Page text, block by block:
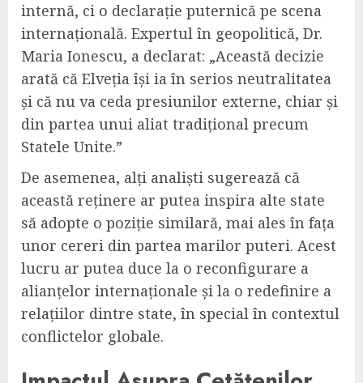
internă, ci o declarație puternică pe scena
internațională. Expertul în geopolitică, Dr.
Maria Ionescu, a declarat: „Această decizie
arată că Elveția își ia în serios neutralitatea
și că nu va ceda presiunilor externe, chiar și
din partea unui aliat tradițional precum
Statele Unite.”
De asemenea, alți analiști sugerează că
această reținere ar putea inspira alte state
să adopte o poziție similară, mai ales în fața
unor cereri din partea marilor puteri. Acest
lucru ar putea duce la o reconfigurare a
alianțelor internaționale și la o redefinire a
relațiilor dintre state, în special în contextul
conflictelor globale.